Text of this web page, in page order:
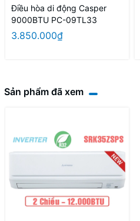
Điều hòa di động Casper
9000BTU PC-09TL33
3.850.000₫
Sản phẩm đã xem